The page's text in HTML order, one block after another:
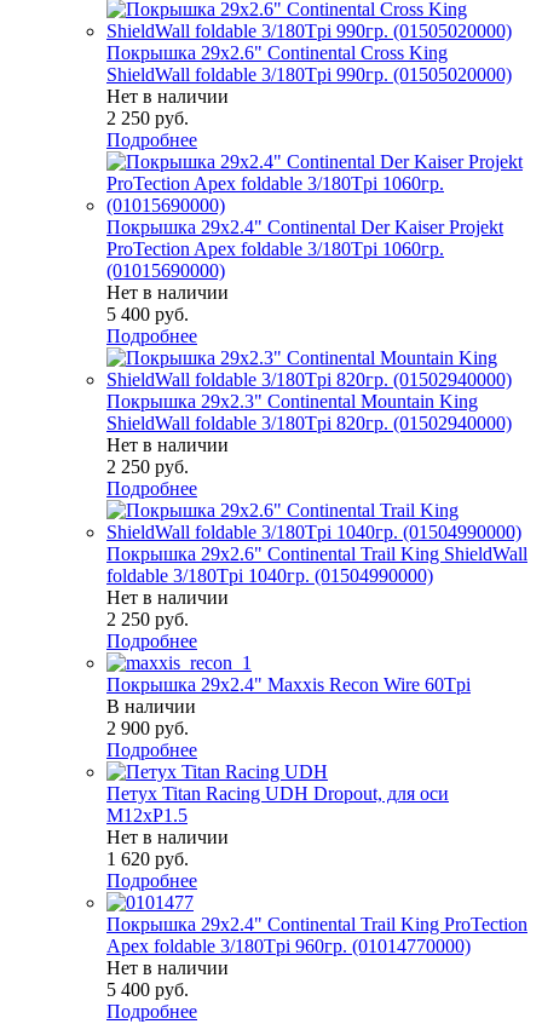
Покрышка 29x2.6" Continental Cross King
ShieldWall foldable 3/180Tpi 990гр. (01505020000)
Нет в наличии
2 250 руб.
Подробнее
Покрышка 29x2.4" Continental Der Kaiser Projekt
ProTection Apex foldable 3/180Tpi 1060гр.
(01015690000)
Нет в наличии
5 400 руб.
Подробнее
Покрышка 29x2.3" Continental Mountain King
ShieldWall foldable 3/180Tpi 820гр. (01502940000)
Нет в наличии
2 250 руб.
Подробнее
Покрышка 29x2.6" Continental Trail King ShieldWall
foldable 3/180Tpi 1040гр. (01504990000)
Нет в наличии
2 250 руб.
Подробнее
Покрышка 29x2.4" Maxxis Recon Wire 60Tpi
В наличии
2 900 руб.
Подробнее
Петух Titan Racing UDH Dropout, для оси
М12хP1.5
Нет в наличии
1 620 руб.
Подробнее
Покрышка 29x2.4" Continental Trail King ProTection
Apex foldable 3/180Tpi 960гр. (01014770000)
Нет в наличии
5 400 руб.
Подробнее